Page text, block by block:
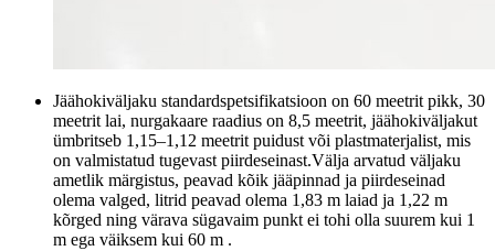
Jäähokiväljaku standardspetsifikatsioon on 60 meetrit pikk, 30
meetrit lai, nurgakaare raadius on 8,5 meetrit, jäähokiväljakut
ümbritseb 1,15–1,12 meetrit puidust või plastmaterjalist, mis
on valmistatud tugevast piirdeseinast.Välja arvatud väljaku
ametlik märgistus, peavad kõik jääpinnad ja piirdeseinad
olema valged, litrid peavad olema 1,83 m laiad ja 1,22 m
kõrged ning värava sügavaim punkt ei tohi olla suurem kui 1
m ega väiksem kui 60 m .